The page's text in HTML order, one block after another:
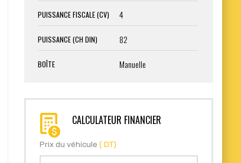
PUISSANCE FISCALE (CV) 4
PUISSANCE (CH DIN) 82
BOÎTE Manuelle
CALCULATEUR FINANCIER
Prix du véhicule ( DT)